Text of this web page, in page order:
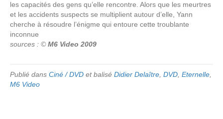
les capacités des gens qu’elle rencontre. Alors que les meurtres
et les accidents suspects se multiplient autour d’elle, Yann
cherche à résoudre l’énigme qui entoure cette troublante
inconnue
sources : ©M6 Video 2009
Publié dans Ciné / DVD et balisé Didier Delaître, DVD, Eternelle,
M6 Video